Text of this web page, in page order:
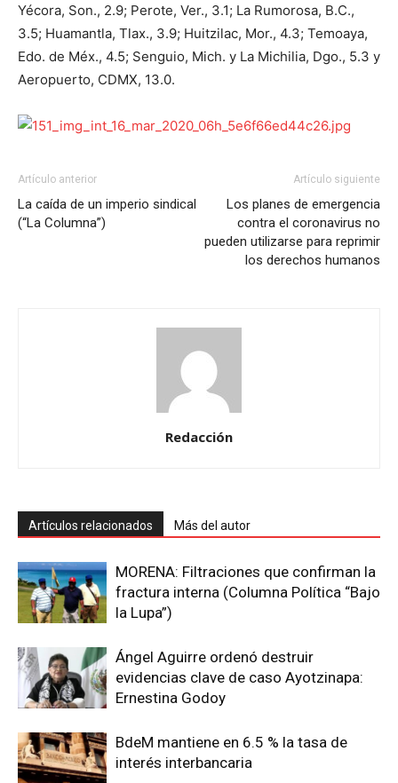
Yécora, Son., 2.9; Perote, Ver., 3.1; La Rumorosa, B.C.,
3.5; Huamantla, Tlax., 3.9; Huitzilac, Mor., 4.3; Temoaya,
Edo. de Méx., 4.5; Senguio, Mich. y La Michilia, Dgo., 5.3 y
Aeropuerto, CDMX, 13.0.
Artículo anterior
La caída de un imperio sindical
(“La Columna”)
Artículo siguiente
Los planes de emergencia
contra el coronavirus no
pueden utilizarse para reprimir
los derechos humanos
Redacción
Artículos relacionados Más del autor
MORENA: Filtraciones que confirman la
fractura interna (Columna Política “Bajo
la Lupa”)
Ángel Aguirre ordenó destruir
evidencias clave de caso Ayotzinapa:
Ernestina Godoy
BdeM mantiene en 6.5 % la tasa de
interés interbancaria